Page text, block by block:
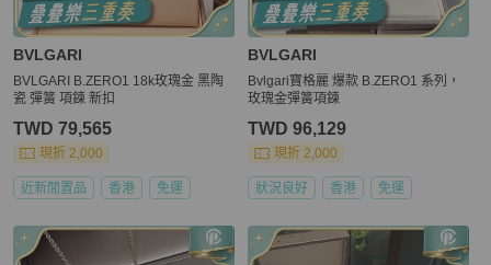
BVLGARI
BVLGARI B.ZERO1 18k玫瑰金 黑陶
瓷 彈簧 項鍊 新扣
TWD 79,565
現折 2,000
近新閒置品 香港 免運
BVLGARI
Bvlgari寶格麗 爆款 B.ZERO1 系列，
玫瑰金彈簧項鍊
TWD 96,129
現折 2,000
狀況良好 香港 免運